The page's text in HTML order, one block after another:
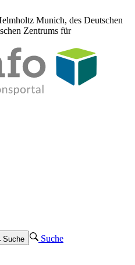
Munich, des Deutschen
Zentrums für
Suche Suche